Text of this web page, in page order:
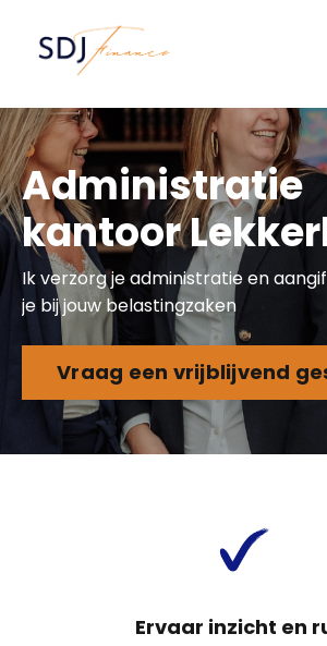
Administratie
kantoor
Ik verzorg je administratie en
je bij jouw belastingzaken
Vraag een vrijblijvend
Ervaar inzicht en